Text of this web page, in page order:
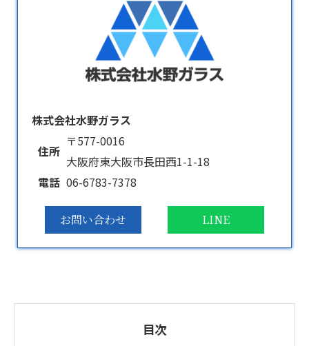
株式会社水野ガラス
住所
〒577-0016
大阪府東大阪市長田西1-1-18
電話 06-6783-7378
お問い合わせ LINE
目次